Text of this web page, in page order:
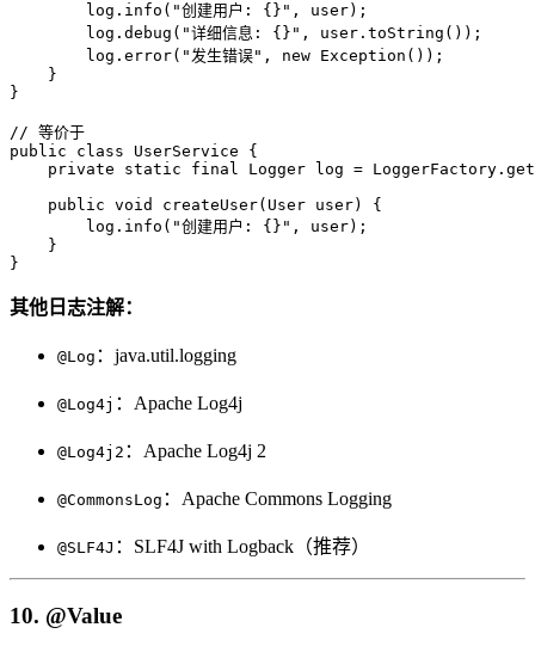
log.info("创建用户: {}", user);
log.debug("详细信息: {}", user.toString());
log.error("发生错误", new Exception());
}
}
// 等价于
public class UserService {
private static final Logger log =
public void createUser(User user) {
log.info("创建用户: {}", user);
}
}
其他日志注解：
@Log ：java.util.logging
@Log4j ：Apache Log4j
@Log4j2 ：Apache Log4j 2
@CommonsLog ：Apache Commons Logging
@SLF4J ：SLF4J with Logback（推荐）
10. @Value